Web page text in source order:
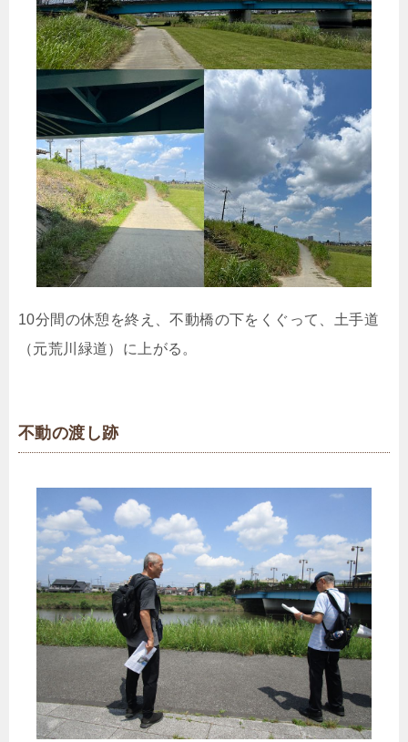
10分間の休憩を終え、不動橋の下をくぐって、土手道
（元荒川緑道）に上がる。
不動の渡し跡